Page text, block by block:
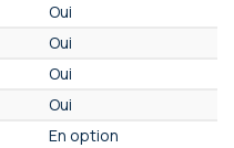
Oui
Oui
Oui
Oui
En option